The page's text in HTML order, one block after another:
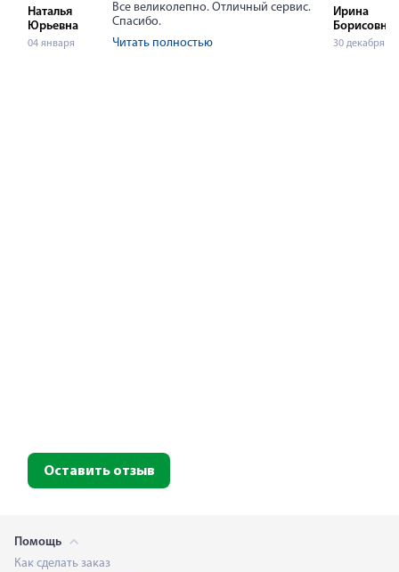
Наталья
Юрьевна
04 января
Все великолепно. Отличный сервис.
Спасибо.
Читать полностью
Ирина
Борисовна
30 декабря
Оставить отзыв
Помощь
Как сделать заказ